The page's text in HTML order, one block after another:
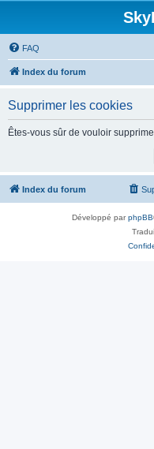
FAQ
Index du forum
Supprimer les cookies
Êtes-vous sûr de vouloir
Index du forum
Développé parphpBB